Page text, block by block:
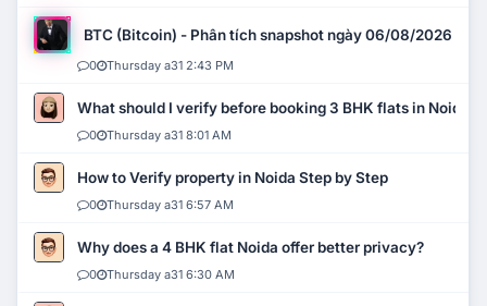
BTC (Bitcoin) - Phân tích snapshot ngày 06/08/2026
0 Thursday a31 2:43 PM
What should I verify before booking 3 BHK flats in Noida?
0 Thursday a31 8:01 AM
How to Verify property in Noida Step by Step
0 Thursday a31 6:57 AM
Why does a 4 BHK flat Noida offer better privacy?
0 Thursday a31 6:30 AM